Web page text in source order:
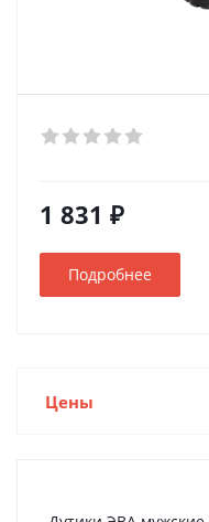
1 831 ₽
Подробнее
Цены